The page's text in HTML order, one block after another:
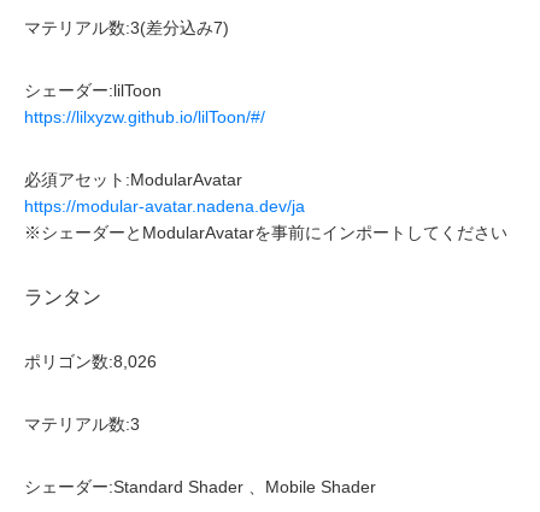
マテリアル数:3(差分込み7)
シェーダー:lilToon
https://lilxyzw.github.io/lilToon/#/
必須アセット:ModularAvatar
https://modular-avatar.nadena.dev/ja
※シェーダーとModularAvatarを事前にインポートしてください
ランタン
ポリゴン数:8,026
マテリアル数:3
シェーダー:Standard Shader 、Mobile Shader